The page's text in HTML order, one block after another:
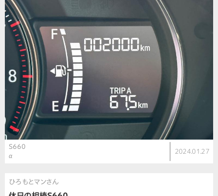
S660
α
2024.01.27
ひろもとマンさん